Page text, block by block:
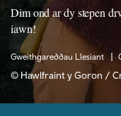
Dim ond ar dy stepen
iawn!
Gweithgareddau Llesiant
© Hawlfraint y Goron /